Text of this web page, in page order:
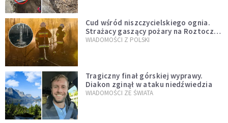
Cud wśród niszczycielskiego ognia.
Strażacy gaszący pożary na Roztoczu
opublikowali niezwykłe zdjęcie
WIADOMOŚCI Z POLSKI
Tragiczny finał górskiej wyprawy.
Diakon zginął w ataku niedźwiedzia
WIADOMOŚCI ZE ŚWIATA